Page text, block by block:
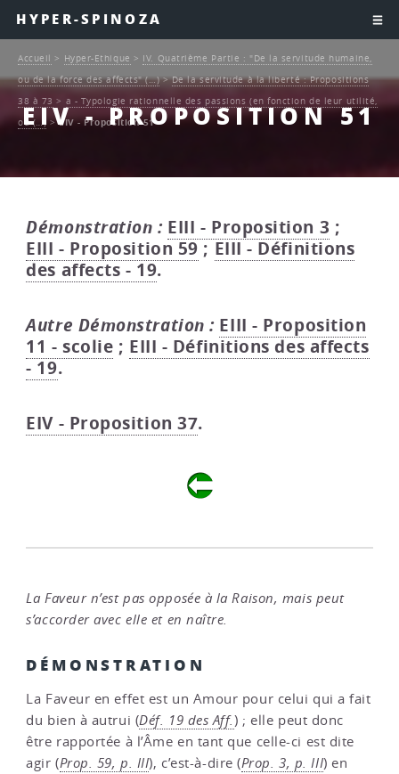
HYPER-SPINOZA
EIV - PROPOSITION 51
Accueil > Hyper-Ethique > IV. Quatrième Partie : "De la servitude humaine,
ou de la force des affects" (…)>De la servitude à la liberté : Propositions
38 à 73 > a - Typologie rationnelle des passions (en fonction de leur utilité,
ou (…)>EIV - Proposition 51
Démonstration : EIII - Proposition 3 ;
EIII - Proposition 59 ; EIII - Définitions
des affects - 19.
Autre Démonstration : EIII - Proposition
11 - scolie ; EIII - Définitions des affects
- 19.
EIV - Proposition 37.
La Faveur n’est pas opposée à la Raison, mais peut
s’accorder avec elle et en naître.
DÉMONSTRATION
La Faveur en effet est un Amour pour celui qui a fait
du bien à autrui (Déf. 19 des Aff.) ; elle peut donc
être rapportée à l’Âme en tant que celle-ci est dite
agir (Prop. 59, p. III), c’est-à-dire (Prop. 3, p. III) en